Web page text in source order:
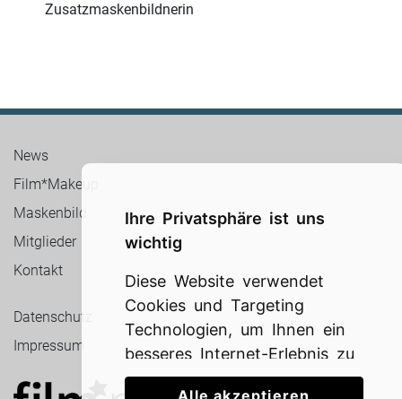
Ihre Privatsphäre ist uns
wichtig
Diese Website verwendet
Cookies und Targeting
Technologien, um Ihnen ein
besseres Internet-Erlebnis zu
ermöglichen und die
Alle akzeptieren
Zusatzmaskenbildnerin
News
Film*Makeup
Maskenbild
Mitglieder
Kontakt
Datenschutz
Impressum